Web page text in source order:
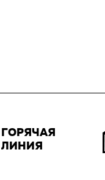
ГОРЯЧАЯ
ЛИНИЯ